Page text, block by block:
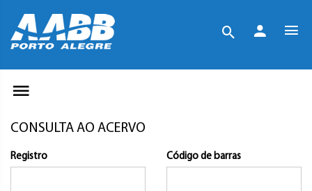
CONSULTA AO ACERVO
Registro Código de barras